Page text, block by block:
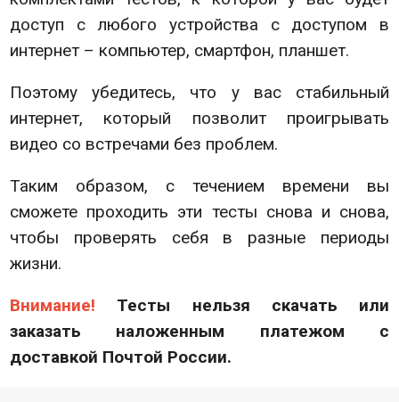
доступ с любого устройства с доступом в
интернет – компьютер, смартфон, планшет.
Поэтому убедитесь, что у вас стабильный
интернет, который позволит проигрывать
видео со встречами без проблем.
Таким образом, с течением времени вы
сможете проходить эти тесты снова и снова,
чтобы проверять себя в разные периоды
жизни.
Внимание! Тесты нельзя скачать или
заказать наложенным платежом с
доставкой Почтой России.